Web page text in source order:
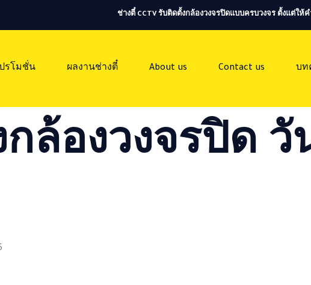
ช่างตี๋ CCTV รับติดตั้งกล้องวงจรปิดแบบครบวงจร ตั้งแต่
รโมชั่น ผลงานช่างตี๋ About us Contact us บท
ล้องวงจรปิด วั